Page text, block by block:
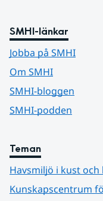
SMHI-länkar
Jobba på SMHI
Om SMHI
SMHI-bloggen
SMHI-podden
Teman
Havsmiljö i kust och
Kunskapscentrum